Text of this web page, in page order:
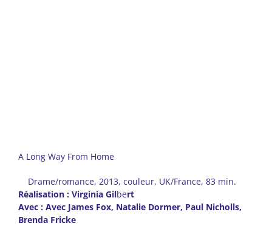
A Long Way From Home
Drame/romance, 2013, couleur, UK/France, 83 min.
Réalisation : Virginia Gilbert
Avec : Avec James Fox, Natalie Dormer, Paul Nicholls,
Brenda Fricke